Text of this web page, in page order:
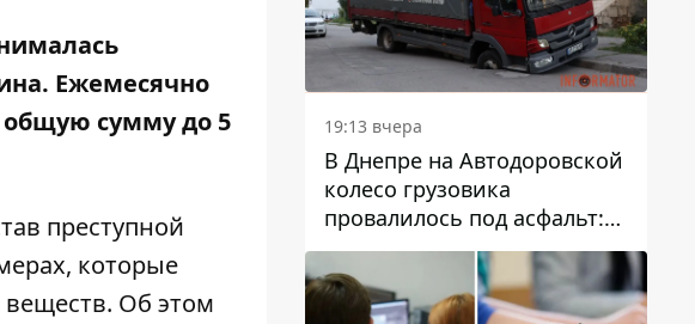
Ежемесячно
общую сумму до 5
преступной
которые
Об этом
19:13 вчера
В Днепре на Автодоровской
колесо грузовика
провалилось под асфальт:
движение заблокировано